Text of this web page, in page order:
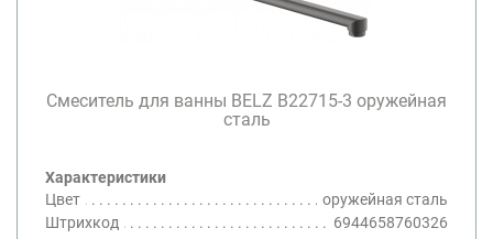
Смеситель для ванны BELZ B22715-3 оружейная
сталь
Характеристики
Цвет
оружейная сталь
Штрихкод
6944658760326